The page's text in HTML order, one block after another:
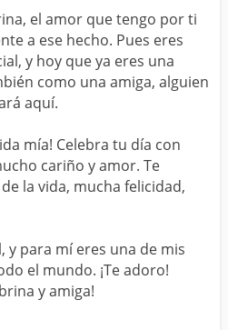
HIJA
HIJO
HOMBRE
CUÑADA
CATEGORÍAS
el amor que tengo por ti
a ese hecho. Pues eres
y hoy que ya eres una
como una amiga, alguien
aquí.
mía! Celebra tu día con
cariño y amor. Te
la vida, mucha felicidad,
y para mí eres una de mis
el mundo. ¡Te adoro!
y amiga!